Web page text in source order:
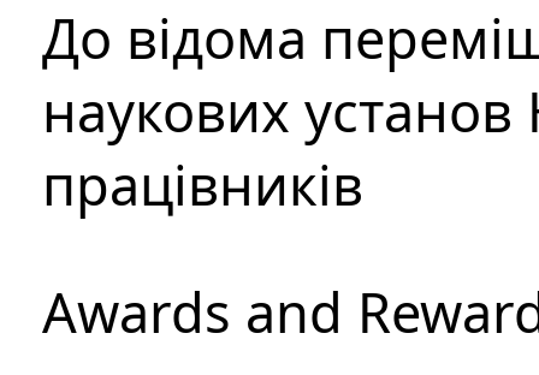
До відома
наукових установ
працівників
Awards and